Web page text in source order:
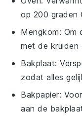
op 200 graden
Mengkom: Om
met de kruiden
Bakplaat:
zodat alles
Bakpapier:
aan de